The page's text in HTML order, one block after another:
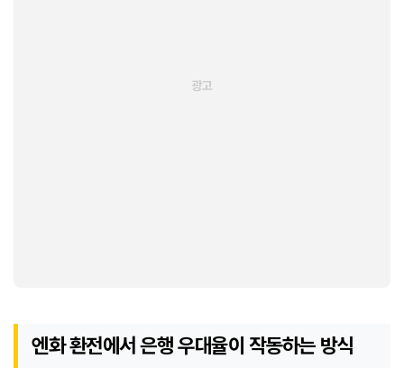
엔화 환전에서 은행 우대율이 작동하는 방식